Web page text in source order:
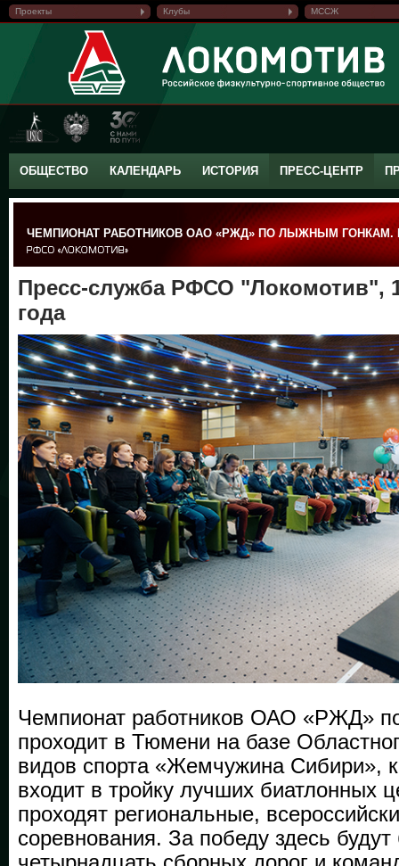
Проекты Клубы МССЖ
ОБЩЕСТВО КАЛЕНДАРЬ ИСТОРИЯ ПРЕСС-ЦЕНТР
ЧЕМПИОНАТ РАБОТНИКОВ ОАО «РЖД» ПО ЛЫЖНЫМ ГОНКАМ.
Пресс-служба РФСО "Локомотив",
года
Чемпионат работников ОАО «РЖД»
проходит в Тюмени на базе
видов спорта «Жемчужина Сибири»,
входит в тройку лучших биатлонных
проходят региональные,
соревнования. За победу здесь будут